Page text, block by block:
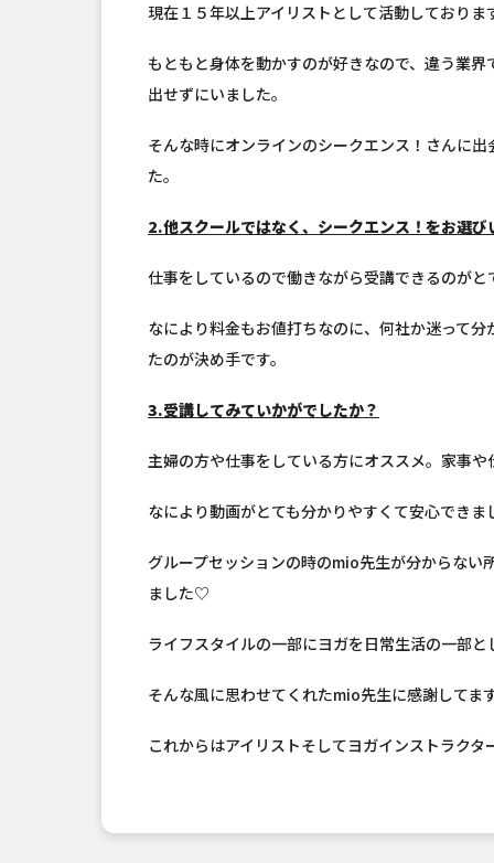
現在１５年以上アイリストとして活動しておりま
もともと身体を動かすのが好きなので、違う業
出せずにいました。
そんな時にオンラインのシークエンス！さんに
た。
2.他スクールではなく、シークエンス！をお選び
仕事をしているので働きながら受講できるのがと
なにより料金もお値打ちなのに、何社か迷って
たのが決め手です。
3.受講してみていかがでしたか？
主婦の方や仕事をしている方にオススメ。家事や
なにより動画がとても分かりやすくて安心できま
グループセッションの時のmio先生が分からな
ました♡
ライフスタイルの一部にヨガを日常生活の一部
そんな風に思わせてくれたmio先生に感謝してま
これからはアイリストそしてヨガインストラク